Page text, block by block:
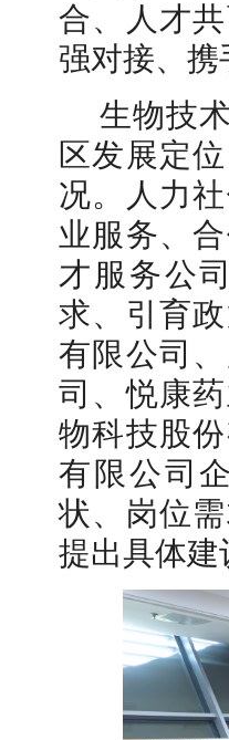
合、人才
强对接、携
生物技
区发展定
况。人力
业服务、
才服务公
求、引育
有限公司
司、悦康
物科技股
有限公司
状、岗位
提出具体建